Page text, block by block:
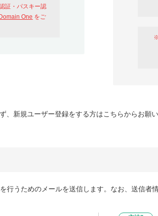
証・パスキー認
One をご
、新規ユーザー登録をする方はこちらからお願い
行うためのメールを送信します。なお、送信者